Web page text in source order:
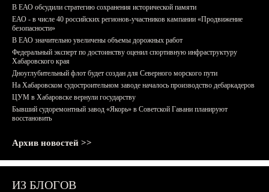
В ЕАО обсудили стратегию сохранения исторической памяти
ЕАО - в числе 40 российских регионов-участников кампании «Продвижение
безопасности»
В ЕАО значительно увеличены объемы дорожных работ
Федеральный эксперт по достоинству оценил спортивную инфраструктуру
Хабаровского края
Дноуглубительный флот будет создан для Северного морского пути
На Хабаровском судостроительном заводе началось производство дебаркадеров
ЦУМ в Хабаровске вернули государству
Бывший судоремонтный завод «Якорь» в Советской Гавани планируют
восстановить
Архив новостей >>
ИЗ БЛОГОВ